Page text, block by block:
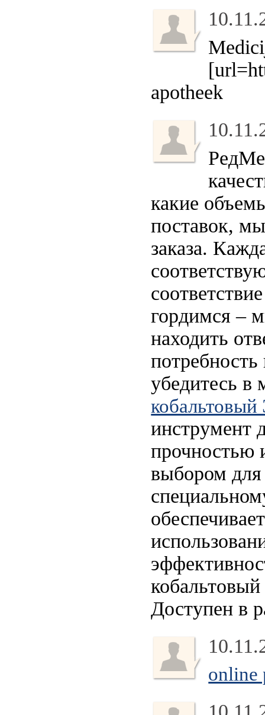
apotheek
какие
поставок,
заказа.
гордимся –
находить
убедитесь
инструмент
прочностью
выбором для
Доступен в
online